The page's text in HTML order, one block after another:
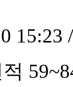
15:23